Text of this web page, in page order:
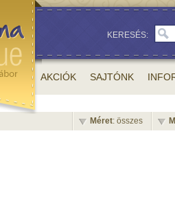
KERESÉS:
AKCIÓK SAJTÓNK
Méret: összes